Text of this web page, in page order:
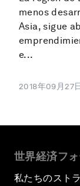
menos
Asia, sigue
e...
2018年09月27日
世界経済フ
私たちのスト